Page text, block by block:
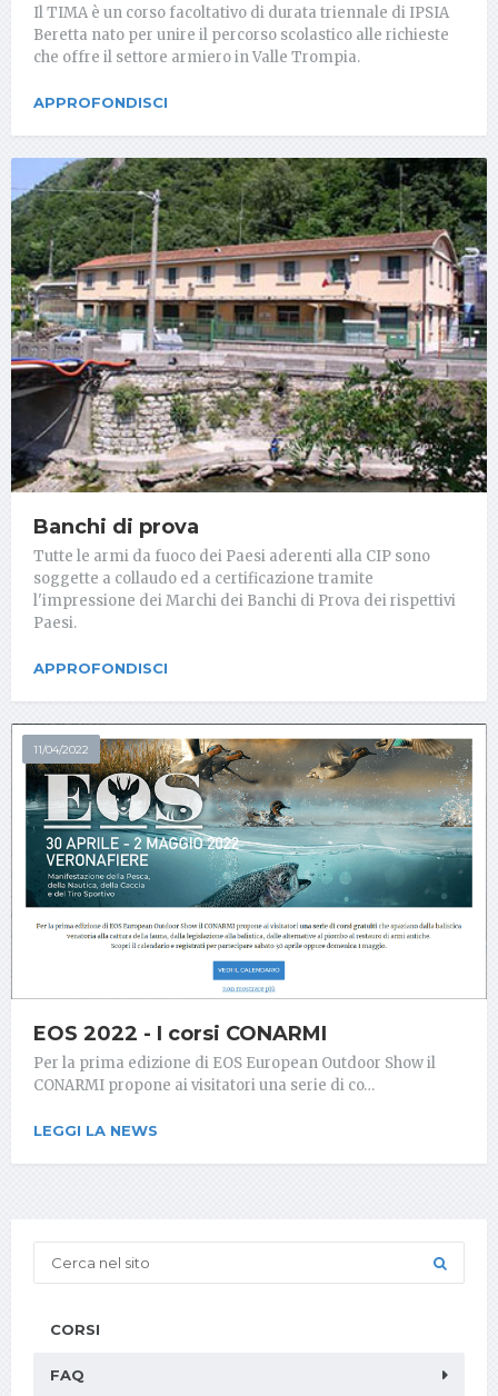
Il TIMA è un corso facoltativo di durata triennale di IPSIA
Beretta nato per unire il percorso scolastico alle richieste
che offre il settore armiero in Valle Trompia.
APPROFONDISCI
Banchi di prova
Tutte le armi da fuoco dei Paesi aderenti alla CIP sono
soggette a collaudo ed a certificazione tramite
l'impressione dei Marchi dei Banchi di Prova dei rispettivi
Paesi.
APPROFONDISCI
11/04/2022
EOS 2022 - I corsi CONARMI
Per la prima edizione di EOS European Outdoor Show il
CONARMI propone ai visitatori una serie di co…
LEGGI LA NEWS
CORSI
FAQ